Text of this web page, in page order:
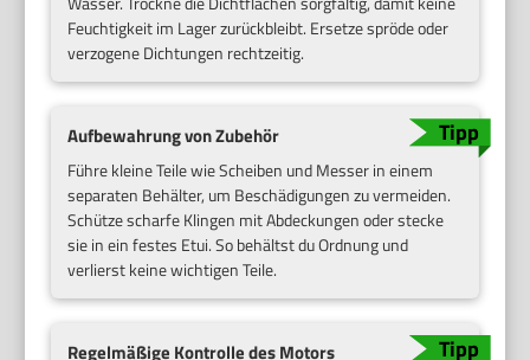
Feuchtigkeit im Lager zurückbleibt. Ersetze spröde oder
verzogene Dichtungen rechtzeitig.
Aufbewahrung von Zubehör
Führe kleine Teile wie Scheiben und Messer in einem
separaten Behälter, um Beschädigungen zu vermeiden.
Schütze scharfe Klingen mit Abdeckungen oder stecke
sie in ein festes Etui. So behältst du Ordnung und
verlierst keine wichtigen Teile.
Regelmäßige Kontrolle des Motors